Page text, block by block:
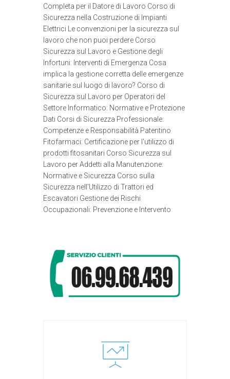
Completa per il Datore di Lavoro Corso di
Sicurezza nella Costruzione di Impianti
Elettrici Le convenzioni per la sicurezza sul
lavoro che non puoi perdere Corso
Sicurezza sul Lavoro e Gestione degli
Infortuni: Interventi di Emergenza Cosa
implica la gestione corretta delle emergenze
sanitarie sul luogo di lavoro? Corso di
Sicurezza sul Lavoro per Operatori del
Settore Informatico: Normative e Protezione
Dati Corsi di Sicurezza Professionale:
Competenze e Responsabilità Patentino
Fitofarmaci: Certificazione per l'utilizzo di
prodotti fitosanitari Corso Sicurezza sul
Lavoro per Addetti alla Manutenzione:
Normative e Sicurezza Corso sulla
Sicurezza nell'Utilizzo di Trattori ed
Escavatori Gestione dei Rischi
Occupazionali: Prevenzione e Intervento